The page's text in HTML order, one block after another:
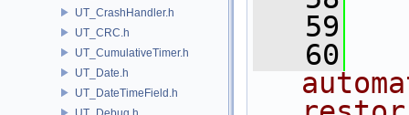
UT_CrashHandler.h
UT_CRC.h
UT_CumulativeTimer.h
UT_Date.h
UT_DateTimeField.h
   59
   60